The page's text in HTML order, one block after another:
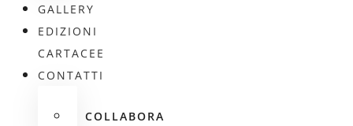
GALLERY
EDIZIONI
CARTACEE
CONTATTI
COLLABORA